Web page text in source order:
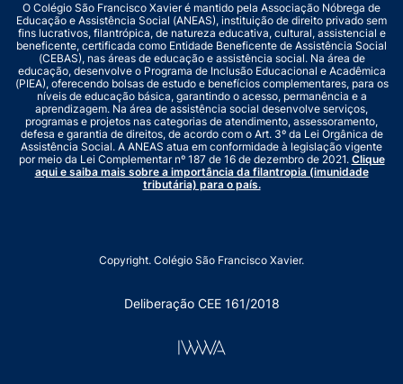
O Colégio São Francisco Xavier é mantido pela Associação Nóbrega de
Educação e Assistência Social (ANEAS), instituição de direito privado sem
fins lucrativos, filantrópica, de natureza educativa, cultural, assistencial e
beneficente, certificada como Entidade Beneficente de Assistência Social
(CEBAS), nas áreas de educação e assistência social. Na área de
educação, desenvolve o Programa de Inclusão Educacional e Acadêmica
(PIEA), oferecendo bolsas de estudo e benefícios complementares, para os
níveis de educação básica, garantindo o acesso, permanência e a
aprendizagem. Na área de assistência social desenvolve serviços,
programas e projetos nas categorias de atendimento, assessoramento,
defesa e garantia de direitos, de acordo com o Art. 3º da Lei Orgânica de
Assistência Social. A ANEAS atua em conformidade à legislação vigente
por meio da Lei Complementar nº 187 de 16 de dezembro de 2021. Clique
aqui e saiba mais sobre a importância da filantropia (imunidade
tributária) para o país.
Copyright. Colégio São Francisco Xavier.
Deliberação CEE 161/2018